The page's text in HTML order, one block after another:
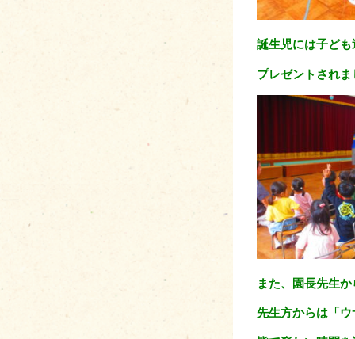
誕生児には子ど
プレゼントされま
また、園長先生
先生方からは「